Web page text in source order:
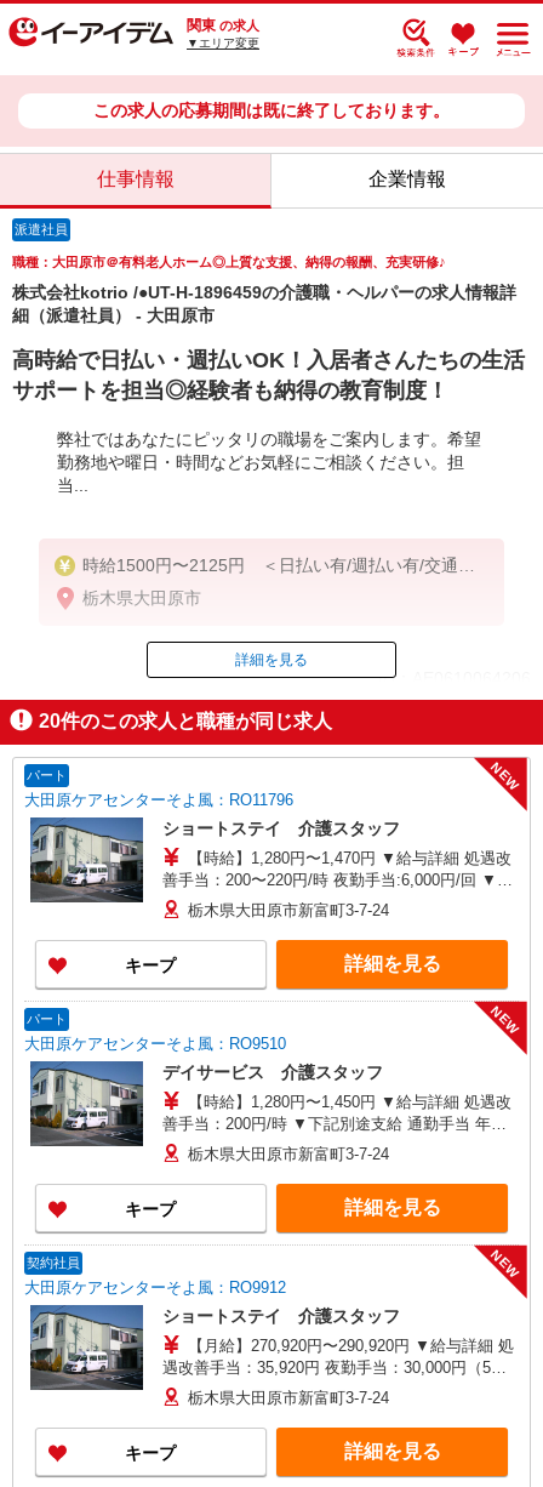
関東 の求人
▼エリア変更
この求人の応募期間は既に終了しております。
仕事情報 企業情報
派遣社員
職種：大田原市＠有料老人ホーム◎上質な支援、納得の報酬、充実研修♪
株式会社kotrio /●UT-H-1896459の介護職・ヘルパーの求人情報詳
細（派遣社員） - 大田原市
高時給で日払い・週払いOK！入居者さんたちの生活
サポートを担当◎経験者も納得の教育制度！
弊社ではあなたにピッタリの職場をご案内します。希望
勤務地や曜日・時間などお気軽にご相談ください。担
当...
時給1500円〜2125円 ＜日払い有/週払い有/交通費
全支給(ガソリン代含む)＞
栃木県大田原市
ID：AE0610064206
掲載期間終了
詳細を見る
20件のこの求人と職種が同じ求人
パート
大田原ケアセンターそよ風：RO11796
NEW
ショートステイ 介護スタッフ
【時給】1,280円〜1,470円 ▼給与詳細 処遇改
善手当：200〜220円/時 夜勤手当:6,000円/回 ▼下
記別途支給 通勤手当 年末年始手当：380円/時 寸
志あり：年2回（6月・12月） ※業績による ※処
遇改善手当は試用期間中(3ヶ月)は支給なし
栃木県大田原市新富町3-7-24
キープ 詳細を見る
パート
大田原ケアセンターそよ風：RO9510
NEW
デイサービス 介護スタッフ
【時給】1,280円〜1,450円 ▼給与詳細 処遇改
善手当：200円/時 ▼下記別途支給 通勤手当 年末
年始手当：380円/時 寸志あり：年2回（6月・12
月） ※業績による ※処遇改善手当は試用期間中(3
ヶ月)は支給なし
栃木県大田原市新富町3-7-24
キープ 詳細を見る
契約社員
大田原ケアセンターそよ風：RO9912
NEW
ショートステイ 介護スタッフ
【月給】270,920円〜290,920円 ▼給与詳細 処
遇改善手当：35,920円 夜勤手当：30,000円（5回
分） ※6回目以降は1回6,000円支給 ▼下記別途支
給 通勤手当 年末年始手当：380円/時 寸志あり：
年2回（6月・12月） ※業績による 特別報酬：平
均34.1万円（最高額135万円） ※2025年6月支給実
績 ※処遇改善手当は試用期間中(3ヶ月)は支給なし
栃木県大田原市新富町3-7-24
キープ 詳細を見る